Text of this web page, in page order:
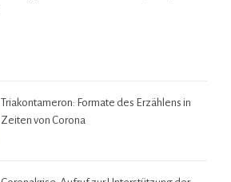
Triakontameron: Formate des Erzählens in
Zeiten von Corona